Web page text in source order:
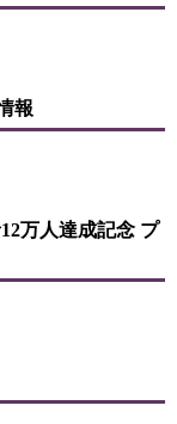
報
万人達成記念 プ